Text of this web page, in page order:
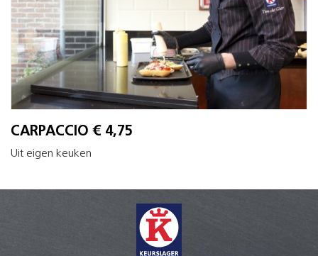
CARPACCIO € 4,75
Uit eigen keuken